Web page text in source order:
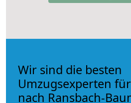
Wir sind die besten
Umzugsexperten
nach Ransbach-